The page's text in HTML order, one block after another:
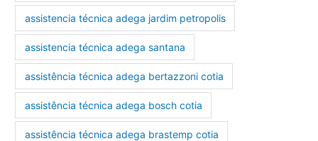
assistencia técnica adega jardim petropolis
assistencia técnica adega santana
assistência técnica adega bertazzoni cotia
assistência técnica adega bosch cotia
assistência técnica adega brastemp cotia